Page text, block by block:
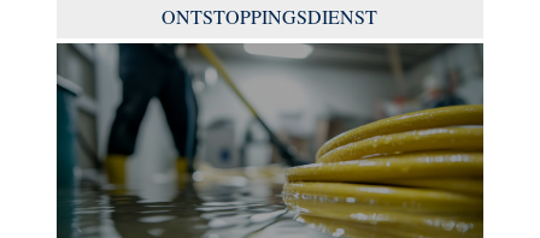
ONTSTOPPINGSDIENST